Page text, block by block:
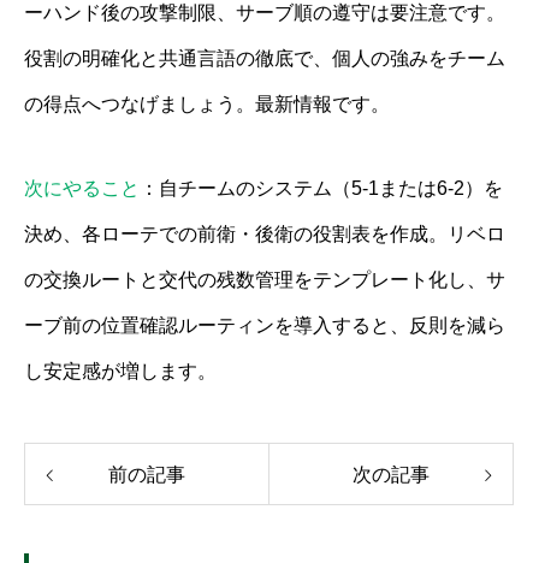
ーハンド後の攻撃制限、サーブ順の遵守は要注意です。
役割の明確化と共通言語の徹底で、個人の強みをチーム
の得点へつなげましょう。最新情報です。
次にやること ：自チームのシステム（5-1または6-2）を
決め、各ローテでの前衛・後衛の役割表を作成。リベロ
の交換ルートと交代の残数管理をテンプレート化し、サ
ーブ前の位置確認ルーティンを導入すると、反則を減ら
し安定感が増します。
前の記事 次の記事